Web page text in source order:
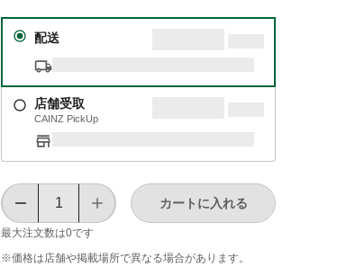
配送
店舗受取
CAINZ PickUp
最大注文数は0です
カートに入れる
※価格は​店舗や​掲載場所で​異なる​場合が​あります。